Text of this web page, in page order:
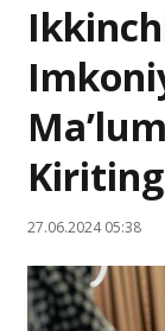
Kiriting
27.06.2024 05:38